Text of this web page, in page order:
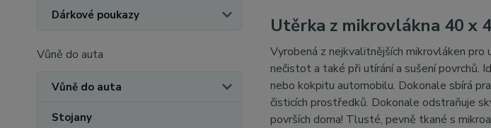
Dárkové poukazy
Vůně do auta
Vůně do auta
Stojany
Utěrka z mikrovlákna 40 x
Vyrobená z nejkvalitnějších mikrovláken pro
nečistot a také při utírání a sušení povrchů.
nebo kokpitu automobilu. Dokonale sbírá
čisticích prostředků. Dokonale odstraňuje
površích doma! Tlusté, pevně tkané s